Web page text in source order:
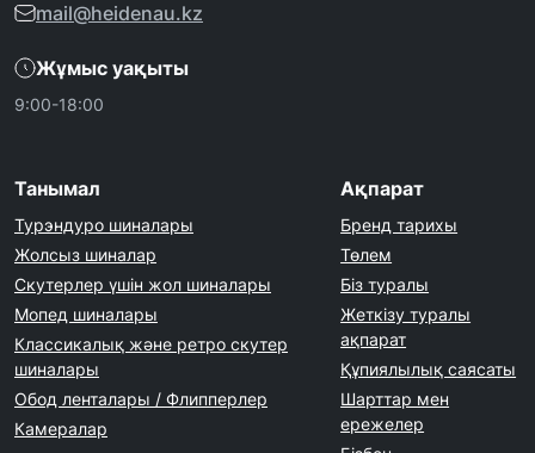
mail@heidenau.kz
Жұмыс уақыты
9:00-18:00
Танымал
Турэндуро шиналары
Жолсыз шиналар
Скутерлер үшін жол шиналары
Мопед шиналары
Классикалық және ретро скутер
шиналары
Обод ленталары / Флипперлер
Камералар
Ақпарат
Бренд тарихы
Төлем
Біз туралы
Жеткізу туралы
ақпарат
Құпиялылық саясаты
Шарттар мен
ережелер